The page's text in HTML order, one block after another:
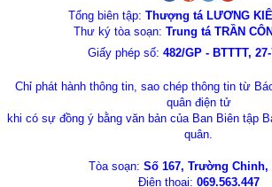
Tổng biên tập: Thượng tá LƯƠNG
Thư ký tòa soạn: Trung tá TRẦN
Giấy phép số: 482/GP - BTTTT,
Chỉ phát hành thông tin, sao chép thông tin từ
quân điện tử
khi có sự đồng ý bằng văn bản của Ban Biên tập
quân.
Tòa soạn: Số 167, Trường Chinh,
Điện thoại: 069.563.447